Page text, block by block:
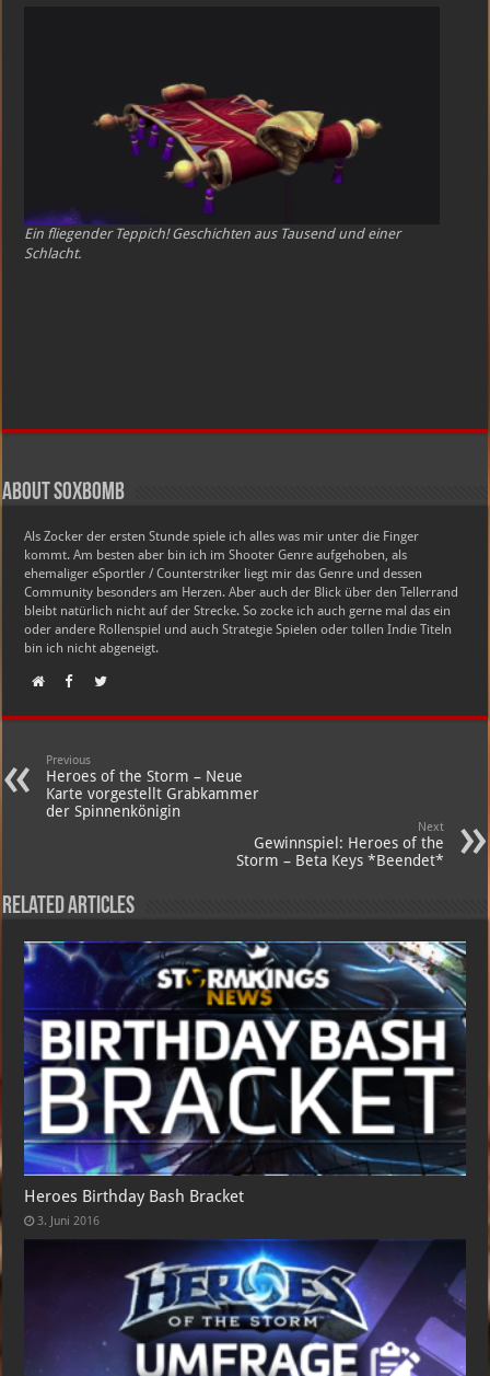
Ein fliegender Teppich! Geschichten aus Tausend und einer
Schlacht.
About soxbomb
Als Zocker der ersten Stunde spiele ich alles was mir unter die Finger
kommt. Am besten aber bin ich im Shooter Genre aufgehoben, als
ehemaliger eSportler / Counterstriker liegt mir das Genre und dessen
Community besonders am Herzen. Aber auch der Blick über den Tellerrand
bleibt natürlich nicht auf der Strecke. So zocke ich auch gerne mal das ein
oder andere Rollenspiel und auch Strategie Spielen oder tollen Indie Titeln
bin ich nicht abgeneigt.
Previous
Heroes of the Storm – Neue
Karte vorgestellt Grabkammer
der Spinnenkönigin
Next
Gewinnspiel: Heroes of the
Storm – Beta Keys *Beendet*
Related Articles
Heroes Birthday Bash Bracket
3. Juni 2016